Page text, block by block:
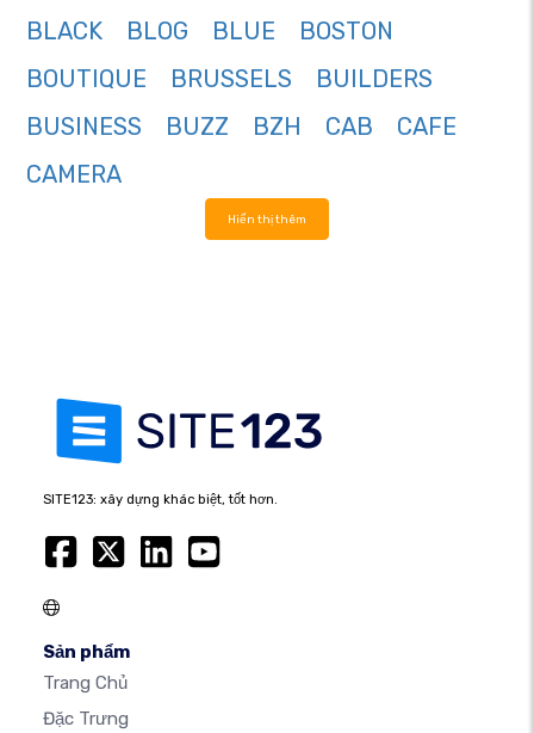
BLACK
BLOG BLUE
BOSTON
BOUTIQUE
BRUSSELS
BUILDERS
BUSINESS
BUZZ BZH CAB
CAFE
CAMERA
Hiển thị thêm
SITE123: xây dựng khác biệt, tốt hơn.
Sản phẩm
Trang Chủ
Đặc Trưng